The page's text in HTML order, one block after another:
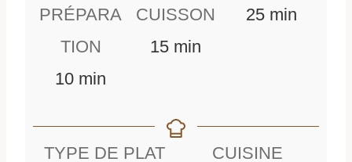
PRÉPARA
TION
10m
n
min
CUISSON
15m
u
min
25m
t
min
TYPE DE PLAT
CUISINE